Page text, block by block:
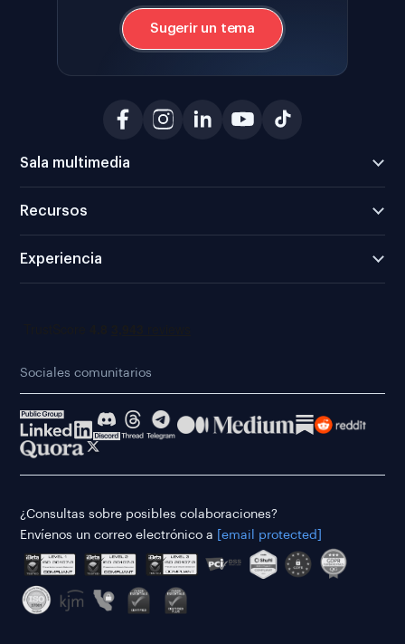
Sugerir un tema
Sala multimedia
Recursos
Experiencia
Sociales comunitarios
¿Consultas sobre posibles colaboraciones?
Envíenos un correo electrónico a
[email protected]